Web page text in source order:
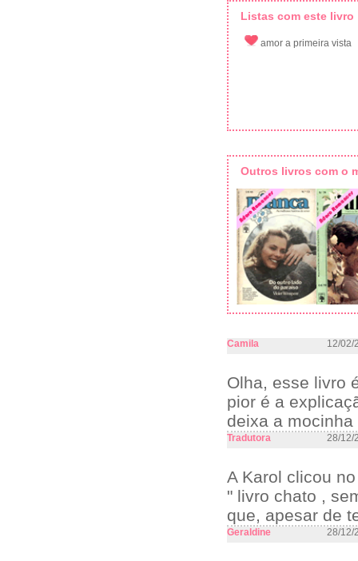
Listas com este livro
amor a primeira vista
Outros livros com o
Camila 12/02/
Olha, esse livro
pior é a
deixa a
Tradutora 28/12/
A Karol clicou
" livro chato ,
que, apesar de
Geraldine 28/12/